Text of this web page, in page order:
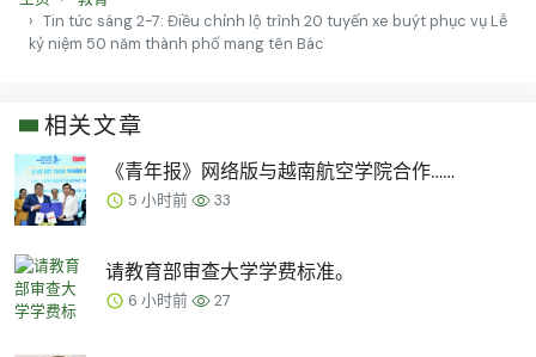
Tin tức sáng 2-7: Điều chỉnh lộ trình 20 tuyến xe buýt phục vụ Lễ
kỷ niệm 50 năm thành phố mang tên Bác
相关文章
《青年报》网络版与越南航空学院合作……
5 小时前 33
请教育部审查大学学费标准。
6 小时前 27